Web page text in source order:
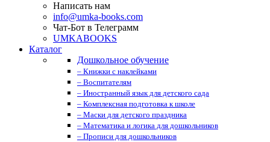
Написать нам
info@umka-books.com
Чат-Бот в Телеграмм
UMKABOOKS
Каталог
Дошкольное обучение
– Книжки с наклейками
– Воспитателям
– Иностранный язык для детского сада
– Комплексная подготовка к школе
– Маски для детского праздника
– Математика и логика для дошкольников
– Прописи для дошкольников